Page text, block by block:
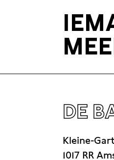
DE
Kleine-
1017 RR